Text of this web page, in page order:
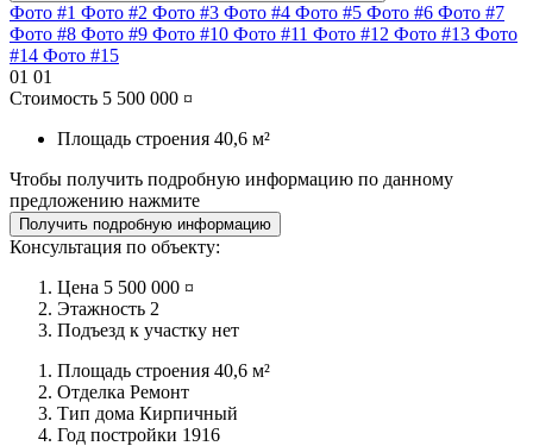
Фото #1 Фото #2 Фото #3 Фото #4 Фото #5 Фото #6 Фото #7
Фото #8 Фото #9 Фото #10 Фото #11 Фото #12 Фото #13 Фото
#14 Фото #15
01 01
Стоимость 5 500 000 ¤
Площадь строения 40,6 м²
Чтобы получить подробную информацию по данному
предложению нажмите
Получить подробную информацию
Консультация по объекту:
Цена 5 500 000 ¤
Этажность 2
Подъезд к участку нет
Площадь строения 40,6 м²
Отделка Ремонт
Тип дома Кирпичный
Год постройки 1916